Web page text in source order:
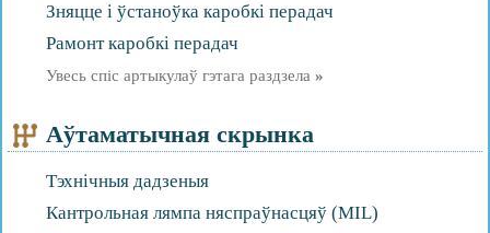
Зняцце і ўстаноўка каробкі перадач
Рамонт каробкі перадач
Увесь спіс артыкулаў гэтага раздзела »
Аўтаматычная скрынка
Тэхнічныя дадзеныя
Кантрольная лямпа няспраўнасцяў (MIL)